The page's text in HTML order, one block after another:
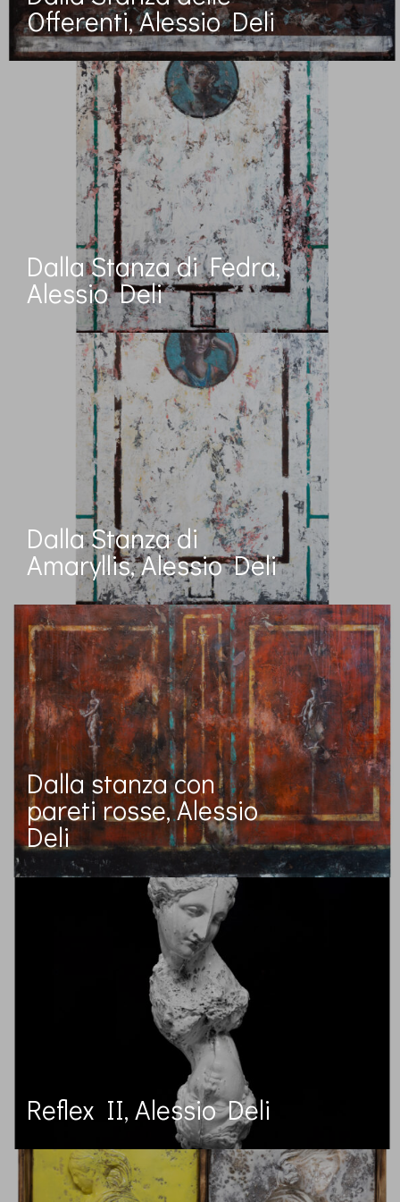
Offerenti, Alessio Deli
Dalla Stanza di Fedra,
Alessio Deli
Dalla Stanza di
Amaryllis, Alessio Deli
Dalla stanza con
pareti rosse, Alessio
Deli
Reflex II, Alessio Deli